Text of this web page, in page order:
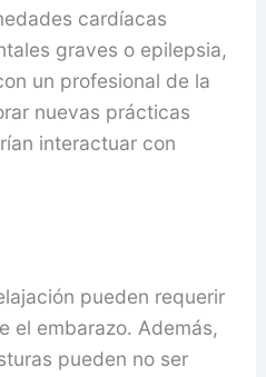
cardíacas
graves o epilepsia,
un profesional de la
nuevas prácticas
interactuar con
pueden requerir
el embarazo. Además,
pueden no ser